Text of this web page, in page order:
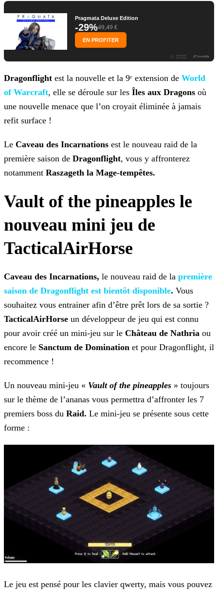
Pragmata Deluxe Edition
-29%49,49 €
EN PROFITER
Dragonflight est la nouvelle et la 9ᵉ extension de World
of Warcraft, elle se déroule sur les Îles aux Dragons où
une nouvelle menace que l’on croyait éliminée à jamais
refit surface !
Le Caveau des Incarnations est le nouveau raid de la
première saison de Dragonflight, vous y affronterez
notamment Raszageth la Mage-tempêtes.
Vault of the pineapples le
nouveau mini jeu de
TacticalAirHorse
Caveau des Incarnations, le nouveau raid de la première
saison de Dragonflight est bientôt disponible. Vous
souhaitez vous entrainer afin d’être prêt lors de sa sortie ?
TacticalAirHorse un développeur de jeu qui est connu
pour avoir créé un mini-jeu sur le Château de Nathria ou
encore le Sanctum de Domination et pour Dragonflight, il
recommence !
Un nouveau mini-jeu « Vault of the pineapples » toujours
sur le thème de l’ananas vous permettra d’affronter les 7
premiers boss du Raid. Le mini-jeu se présente sous cette
forme :
Le jeu est pensé pour les clavier qwerty, mais vous pouvez